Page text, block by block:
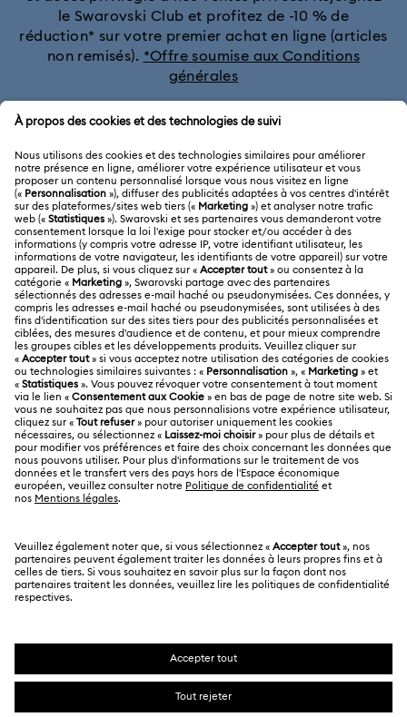
le Swarovski Club et profitez de -10 % de
réduction* sur votre premier achat en ligne (articles
non remisés). *Offre soumise aux Conditions
générales
Rejoignez le club
SERVICE CLIENTÈLE
Aperçu du service clientèle
Solde de la carte cadeau
Statut de réparation
Contactez-Nous
Calculer votre taille
Rechercher une boutique
A PROPOS
À propos de Swarovski
Emploi & Carrières
Alumni Community
Pour les professionnels
Swarovski Created Diamonds
Kristallwelten
MENTIONS LÉGALES
Conditions D’Utilisation
Conditions Générales
Politique De Confidentialité
Gestion Des Cookies
Mention Légale
Déclaration de consentement relative à la protection des
Autres pays/régions
English
Deutsch Español Français
SWAROVSKI et le logo Cygne sont des marques
déposées de Swarovski AG.